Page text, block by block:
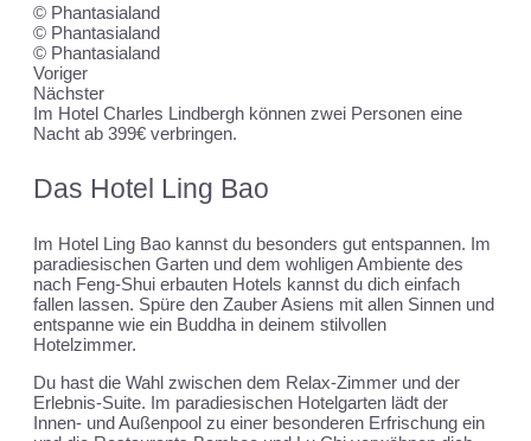
© Phantasialand
© Phantasialand
© Phantasialand
Voriger
Nächster
Im Hotel Charles Lindbergh können zwei Personen eine
Nacht ab 399€ verbringen.
Das Hotel Ling Bao
Im Hotel Ling Bao kannst du besonders gut entspannen. Im
paradiesischen Garten und dem wohligen Ambiente des
nach Feng-Shui erbauten Hotels kannst du dich einfach
fallen lassen. Spüre den Zauber Asiens mit allen Sinnen und
entspanne wie ein Buddha in deinem stilvollen
Hotelzimmer.
Du hast die Wahl zwischen dem Relax-Zimmer und der
Erlebnis-Suite. Im paradiesischen Hotelgarten lädt der
Innen- und Außenpool zu einer besonderen Erfrischung ein